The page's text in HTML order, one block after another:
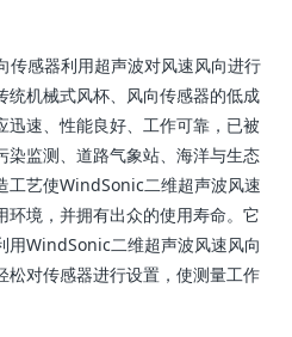
感器利用超声波对风速风向进行
统机械式风杯、风向传感器的低成
速、性能良好、工作可靠，已被
染监测、道路气象站、海洋与生态
工艺使WindSonic二维超声波风速
环境，并拥有出众的使用寿命。它
用WindSonic二维超声波风速风向
松对传感器进行设置，使测量工作